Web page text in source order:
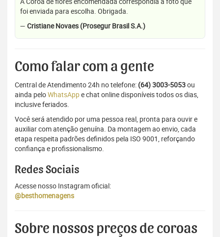
foi enviada para escolha. Obrigada.
— Cristiane Novaes (Prosegur Brasil S.A.)
Como falar com a gente
Central de Atendimento 24h no telefone: (64) 3003-5053ou
ainda peloWhatsAppe chat online disponíveis todos os dias,
inclusive feriados.
Você será atendido por uma pessoa real, pronta para ouvir e
auxiliar com atenção genuína. Da montagem ao envio, cada
etapa respeita padrões definidos pela ISO 9001, reforçando
confiança e profissionalismo.
Redes Sociais
Acesse nosso Instagram oficial:
@besthomenagens
Sobre nossos preços de coroas